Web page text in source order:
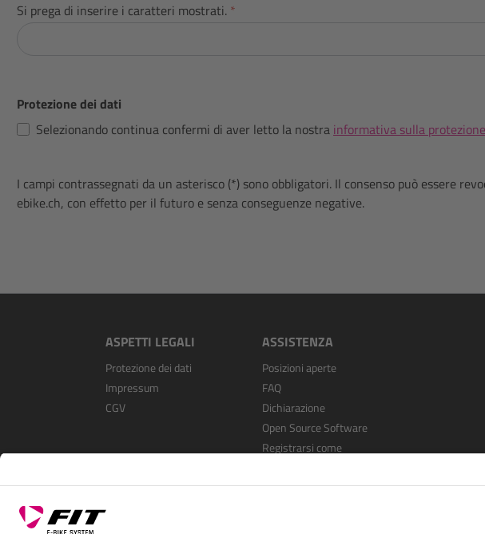
Si prega di inserire i caratteri mostrati. *
Protezione dei dati
Selezionando continua confermi di aver letto la nostra informativa sulla
I campi contrassegnati da un asterisco (*) sono obbligatori. Il consenso può essere
ebike.ch, con effetto per il futuro e senza conseguenze negative.
ASPETTI LEGALI
Protezione dei dati
Impressum
CGV
ASSISTENZA
Posizioni aperte
FAQ
Dichiarazione
Open Source Software
Registrarsi come